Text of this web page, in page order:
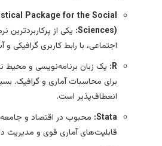
Package for the Social
Sciences): یکی از پرکاربردترین
اجتماعی، با رابط کاربری گرافیکی و
R: یک زبان برنامه‌نویسی و محیط
برای محاسبات آماری و گرافیک.
انعطاف‌پذیر است.
Stata: محبوب در اقتصاد و
قابلیت‌های آماری قوی و مدیریت